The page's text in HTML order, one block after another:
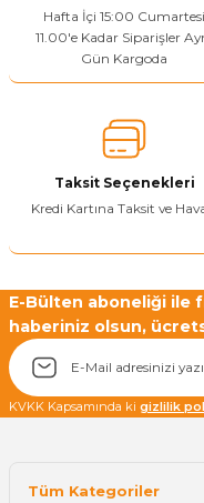
Ürün resmi kalitesiz,
Ürün açıklamasında
Sitenize Pek
Bu ürüne benzer farklı
Hafta İçi 15:00 Cumartesi
11.00'e Kadar Siparişler
Gün Kargoda
Taksit Seçenekleri
Kredi Kartına Taksit ve
E-Bülten aboneliği ile
haberiniz olsun,
KVKK Kapsamında ki gizlilik
Tüm Kategoriler